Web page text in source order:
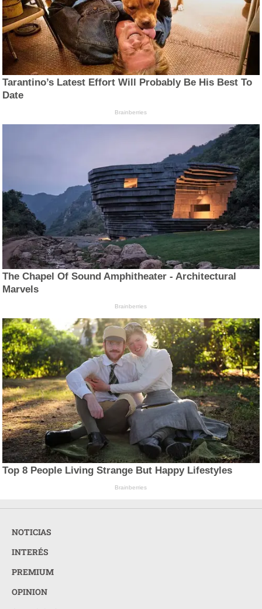
Tarantino’s Latest Effort Will Probably Be His Best To
Date
Brainberries
The Chapel Of Sound Amphitheater - Architectural
Marvels
Brainberries
Top 8 People Living Strange But Happy Lifestyles
Brainberries
NOTICIAS
INTERÉS
PREMIUM
OPINION